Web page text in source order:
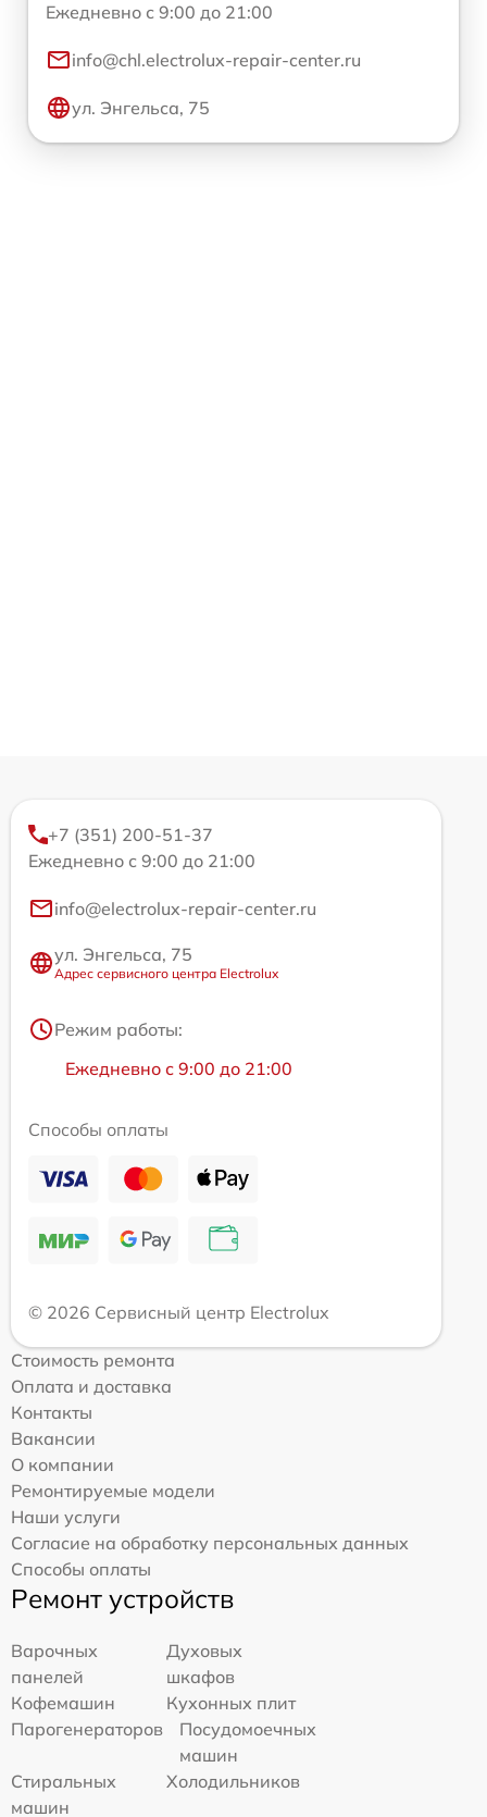
Ежедневно с 9:00 до 21:00
info@chl.electrolux-repair-center.ru
ул. Энгельса, 75
+7 (351) 200-51-37
Ежедневно с 9:00 до 21:00
info@electrolux-repair-center.ru
ул. Энгельса, 75
Адрес сервисного центра Electrolux
Режим работы:
Ежедневно с 9:00 до 21:00
Способы оплаты
© 2026 Сервисный центр Electrolux
Стоимость ремонта
Оплата и доставка
Контакты
Вакансии
О компании
Ремонтируемые модели
Наши услуги
Согласие на обработку персональных данных
Способы оплаты
Ремонт устройств
Варочных
панелей
Духовых
шкафов
Кофемашин
Кухонных плит
Парогенераторов
Посудомоечных
машин
Стиральных
машин
Холодильников